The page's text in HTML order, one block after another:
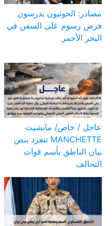
مصادر: الحوثيون يدرسون
فرض رسوم على السفن في
البحر الأحمر
عاجل / خاص/ مانشيت
MANCHETTE تنفرد بنص
بيان الناطق بأسم قوات
التحالف